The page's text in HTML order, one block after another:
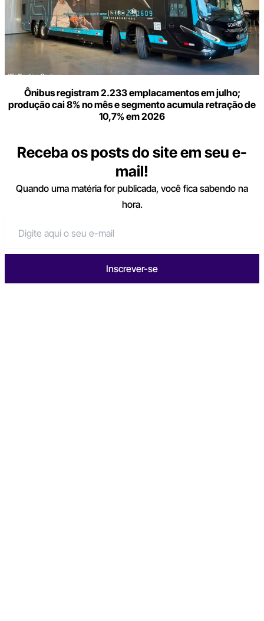
Ônibus registram 2.233 emplacamentos em julho;
produção cai 8% no mês e segmento acumula retração de
10,7% em 2026
Receba os posts do site em seu e-
mail!
Quando uma matéria for publicada, você fica sabendo na
hora.
Inscrever-se